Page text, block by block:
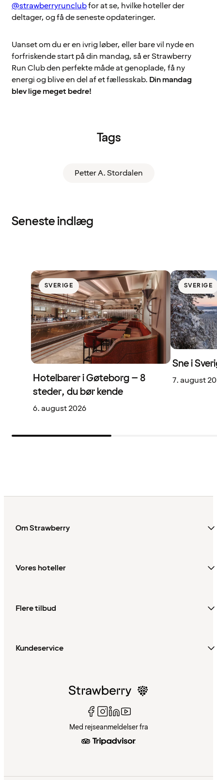
@strawberryrunclubfor at se, hvilke hoteller der
deltager, og få de seneste opdateringer.
Uanset om du er en ivrig løber, eller bare vil nyde en
forfriskende start på din mandag, så er Strawberry
Run Club den perfekte måde at genoplade, få ny
energi og blive en del af et fællesskab. Din mandag
blev lige meget bedre!
Tags
Petter A. Stordalen
Seneste indlæg
SVERIGE
Hotelbarer i Gøteborg – 8
steder, du bør kende
6. august 2026
SVERIGE
Sne i
7. august
Om Strawberry
Vores hoteller
Flere tilbud
Kundeservice
Med rejseanmeldelser fra